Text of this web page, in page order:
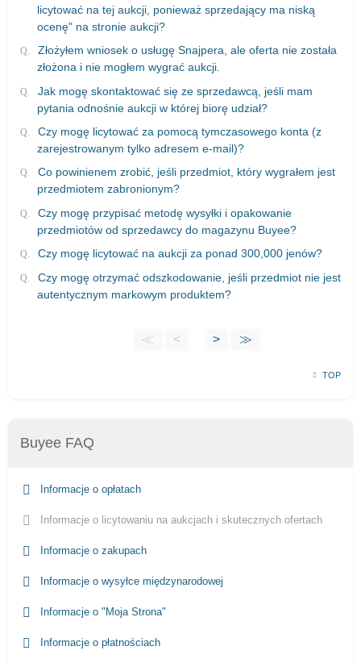
Buyee FAQ
Informacje o opłatach
Informacje o licytowaniu na aukcjach i skutecznych ofertach
Informacje o zakupach
Informacje o wysyłce międzynarodowej
Informacje o "Moja Strona"
Informacje o płatnościach
licytować na tej aukcji, ponieważ sprzedający ma niską
ocenę" na stronie aukcji?
Złożyłem wniosek o usługę Snajpera, ale oferta nie została
złożona i nie mogłem wygrać aukcji.
Jak mogę skontaktować się ze sprzedawcą, jeśli mam
pytania odnośnie aukcji w której biorę udział?
Czy mogę licytować za pomocą tymczasowego konta (z
zarejestrowanym tylko adresem e-mail)?
Co powinienem zrobić, jeśli przedmiot, który wygrałem jest
przedmiotem zabronionym?
Czy mogę przypisać metodę wysyłki i opakowanie
przedmiotów od sprzedawcy do magazynu Buyee?
Czy mogę licytować na aukcji za ponad 300,000 jenów?
Czy mogę otrzymać odszkodowanie, jeśli przedmiot nie jest
autentycznym markowym produktem?
≪ < > ≫
TOP